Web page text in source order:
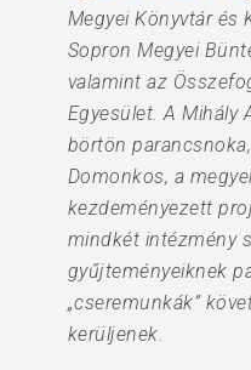
Megyei Könyvtár és
Sopron Megyei
valamint az
Egyesület. A Mihály
börtön
Domonkos, a
kezdeményezett
mindkét intézmény
gyűjteményeiknek
„cseremunkák”
kerüljenek.